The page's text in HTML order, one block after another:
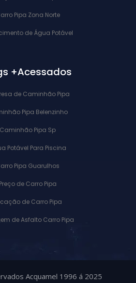
Pipa Zona Norte
de Água Potável
+Acessados
de Caminhão Pipa
Pipa Belenzinho
Caminhão Pipa Sp
Potável Para Piscina
Pipa Guarulhos
Preço de Carro Pipa
de Carro Pipa
de Asfalto Carro Pipa
Acquamel 1996 á 2025